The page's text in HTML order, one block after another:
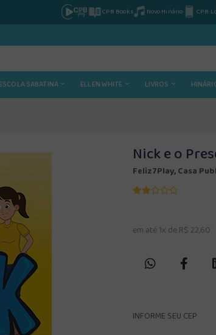
CPB Books Novo Hinário CPB
SABATINA ELLEN WHITE LIVROS
Nick e o
Feliz7Play, Casa
em até 1x de R$ 22,60
INFORME SEU CEP